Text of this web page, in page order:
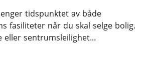
tidspunktet av både
fasiliteter når du skal selge bolig.
eller sentrumsleilighet...